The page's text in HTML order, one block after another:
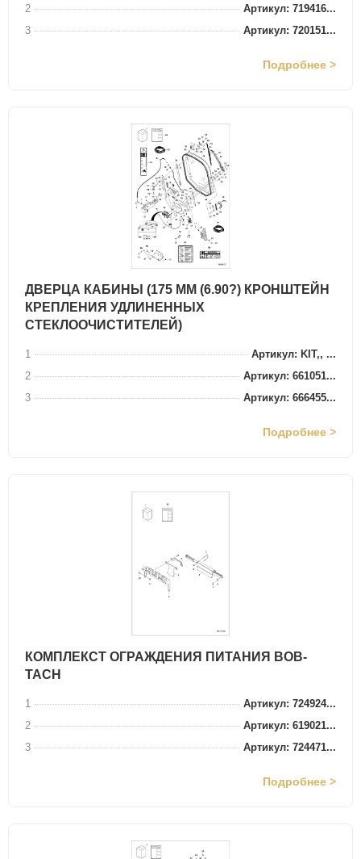
2
Артикул: 719416...
3
Артикул: 720151...
Подробнее >
ДВЕРЦА КАБИНЫ (175 ММ (6.90?) КРОНШТЕЙН
КРЕПЛЕНИЯ УДЛИНЕННЫХ
СТЕКЛООЧИСТИТЕЛЕЙ)
1
Артикул: KIT,, ...
2
Артикул: 661051...
3
Артикул: 666455...
Подробнее >
КОМПЛЕКСТ ОГРАЖДЕНИЯ ПИТАНИЯ BOB-
TACH
1
Артикул: 724924...
2
Артикул: 619021...
3
Артикул: 724471...
Подробнее >